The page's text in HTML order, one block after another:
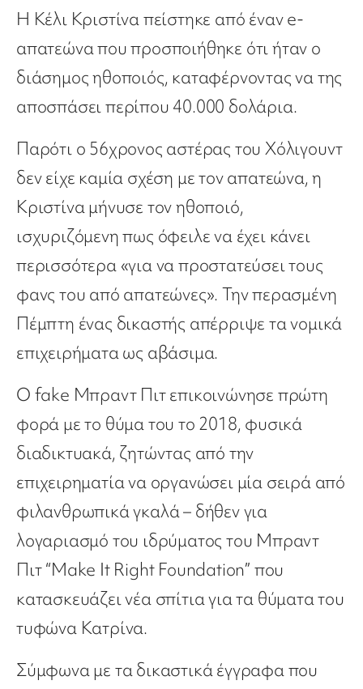
Η Κέλι Κριστίνα πείστηκε από έναν e-
απατεώνα που προσποιήθηκε ότι ήταν ο
διάσημος ηθοποιός, καταφέρνοντας να της
αποσπάσει περίπου 40.000 δολάρια.
Παρότι ο 56χρονος αστέρας του Χόλιγουντ
δεν είχε καμία σχέση με τον απατεώνα, η
Κριστίνα μήνυσε τον ηθοποιό,
ισχυριζόμενη πως όφειλε να έχει κάνει
περισσότερα «για να προστατεύσει τους
φανς του από απατεώνες». Την περασμένη
Πέμπτη ένας δικαστής απέρριψε τα νομικά
επιχειρήματα ως αβάσιμα.
Ο fake Μπραντ Πιτ επικοινώνησε πρώτη
φορά με το θύμα του το 2018, φυσικά
διαδικτυακά, ζητώντας από την
επιχειρηματία να οργανώσει μία σειρά από
φιλανθρωπικά γκαλά – δήθεν για
λογαριασμό του ιδρύματος του Μπραντ
Πιτ “Make It Right Foundation” που
κατασκευάζει νέα σπίτια για τα θύματα του
τυφώνα Κατρίνα.
Σύμφωνα με τα δικαστικά έγγραφα που